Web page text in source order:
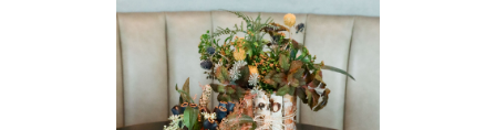
会員登録・取引申請